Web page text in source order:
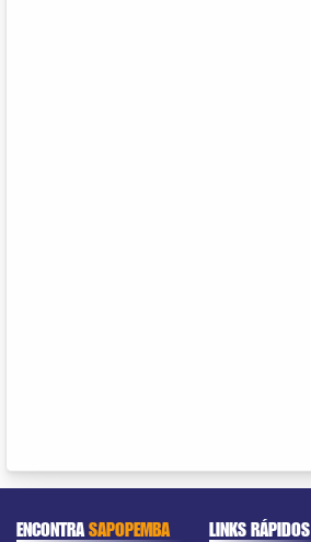
ENCONTRASAPOPEMBA LINKS RÁPIDOS